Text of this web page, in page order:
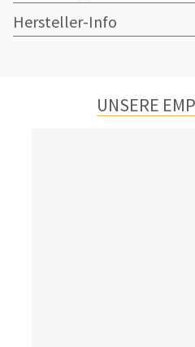
Hersteller-Info
UNSERE